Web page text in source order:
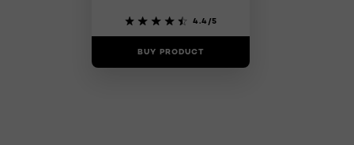
4.4/5
BUY PRODUCT